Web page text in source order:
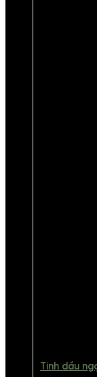
Tinh dầu